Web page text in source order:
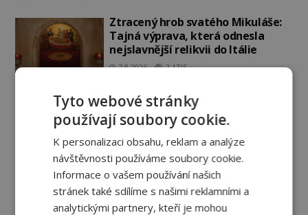
Ztracený hrob svatého Mikuláše:
Tajná výprava, která odnesla
nejslavnější relikvii do Itálie
7.8.2026 2.1TIS
Kam zmizely ostatky světců?
Relikvie, které putují Evropou a
dodnes budí úžas
6.8.2026 2.9TIS
Železný zázrak z Indie: Proč tento
sloup už 1 600 let nezná rez?
2.9TIS
Tyto webové stránky
používají soubory cookie.
K personalizaci obsahu, reklam a analýze
návštěvnosti používáme soubory cookie.
Informace o vašem používání našich
stránek také sdílíme s našimi reklamními a
analytickými partnery, kteří je mohou